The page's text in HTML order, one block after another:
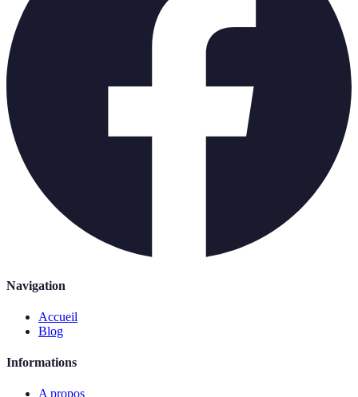
Navigation
Accueil
Blog
Informations
A propos